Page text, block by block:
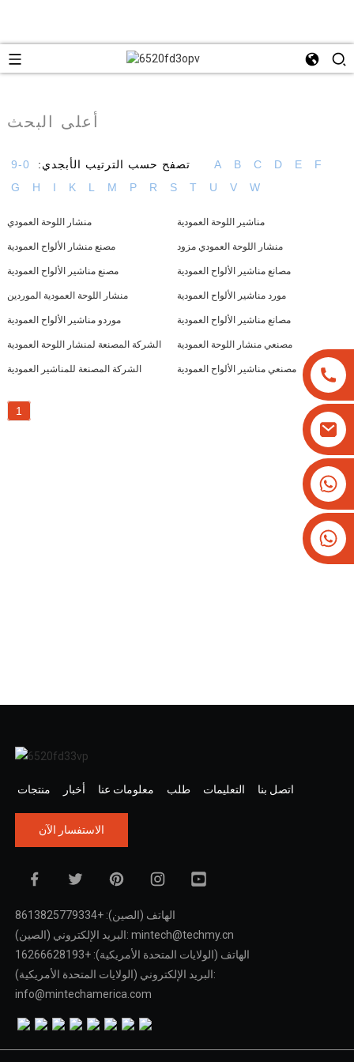
أعلى البحث
تصفح حسب الترتيب الأبجدي: 0-9 A B C D E
F
G
H I K L M P R S T U V W
منشار اللوحة العمودي مناشير اللوحة العمودية
مصنع منشار الألواح العمودية منشار اللوحة العمودي مزود
مصنع مناشير الألواح العمودية مصانع مناشير الألواح العمودية
منشار اللوحة العمودية الموردين مورد مناشير الألواح العمودية
موردو مناشير الألواح العمودية مصانع مناشير الألواح العمودية
الشركة المصنعة لمنشار اللوحة العمودية مصنعي منشار اللوحة العمودية
الشركة المصنعة للمناشير العمودية مصنعي مناشير الألواح العمودية
1
منتجات أخبار معلومات عنا طلب التعليمات اتصل بنا
الاستفسار الآن
الهاتف (الصين): +8613825779334
البريد الإلكتروني (الصين): mintech@techmy.cn
الهاتف (الولايات المتحدة الأمريكية): +16266628193
البريد الإلكتروني (الولايات المتحدة الأمريكية):
info@mintechamerica.com